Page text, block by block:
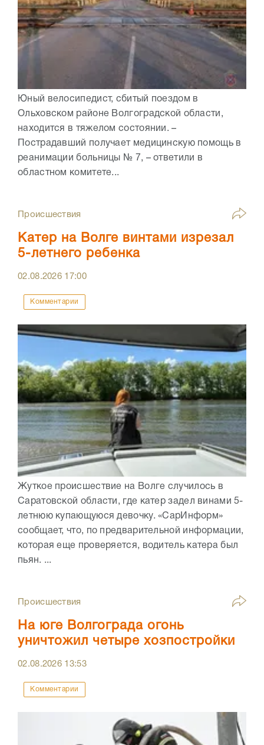
Юный велосипедист, сбитый поездом в
Ольховском районе Волгоградской области,
находится в тяжелом состоянии. –
Пострадавший получает медицинскую помощь в
реанимации больницы № 7, – ответили в
областном комитете...
Происшествия
Катер на Волге винтами изрезал
5-летнего ребенка
02.08.2026 17:00
Комментарии
Жуткое происшествие на Волге случилось в
Саратовской области, где катер задел винами 5-
летнюю купающуюся девочку. «СарИнформ»
сообщает, что, по предварительной информации,
которая еще проверяется, водитель катера был
пьян. ...
Происшествия
На юге Волгограда огонь
уничтожил четыре хозпостройки
02.08.2026 13:53
Комментарии